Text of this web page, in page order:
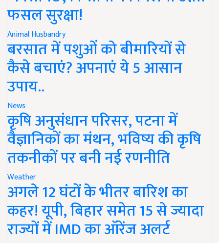
फसल सुरक्षा!
Animal Husbandry
बरसात में पशुओं को बीमारियों से
कैसे बचाएं? अपनाएं ये 5 आसान
उपाय..
News
कृषि अनुसंधान परिसर, पटना में
वैज्ञानिकों का मंथन, भविष्य की कृषि
तकनीकों पर बनी नई रणनीति
Weather
अगले 12 घंटों के भीतर बारिश का
कहर! यूपी, बिहार समेत 15 से ज्यादा
राज्यों में IMD का ऑरेंज अलर्ट